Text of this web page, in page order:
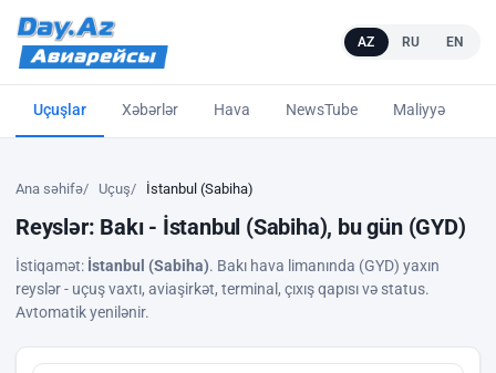
AZ RU EN
Uçuşlar Xəbərlər Hava NewsTube Maliyyə
Ana səhifə Uçuş İstanbul (Sabiha)
Reyslər: Bakı - İstanbul (Sabiha), bu gün (GYD)
İstiqamət: İstanbul (Sabiha). Bakı hava limanında (GYD) yaxın
reyslər - uçuş vaxtı, aviaşirkət, terminal, çıxış qapısı və status.
Avtomatik yenilənir.